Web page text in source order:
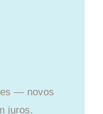
— novos
juros.